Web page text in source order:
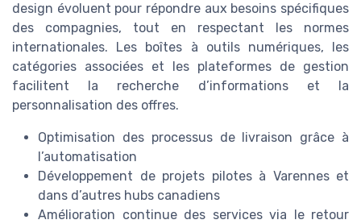
design évoluent pour répondre aux besoins spécifiques
des compagnies, tout en respectant les normes
internationales. Les boîtes à outils numériques, les
catégories associées et les plateformes de gestion
facilitent la recherche d’informations et la
personnalisation des offres.
Optimisation des processus de livraison grâce à
l’automatisation
Développement de projets pilotes à Varennes et
dans d’autres hubs canadiens
Amélioration continue des services via le retour